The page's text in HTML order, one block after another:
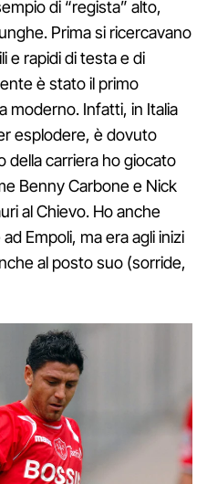
di “regista” alto,
Prima si ricercavano
e rapidi di testa e di
è stato il primo
moderno. Infatti, in Italia
esplodere, è dovuto
della carriera ho giocato
Benny Carbone e Nick
al Chievo. Ho anche
Empoli, ma era agli inizi
al posto suo (sorride,